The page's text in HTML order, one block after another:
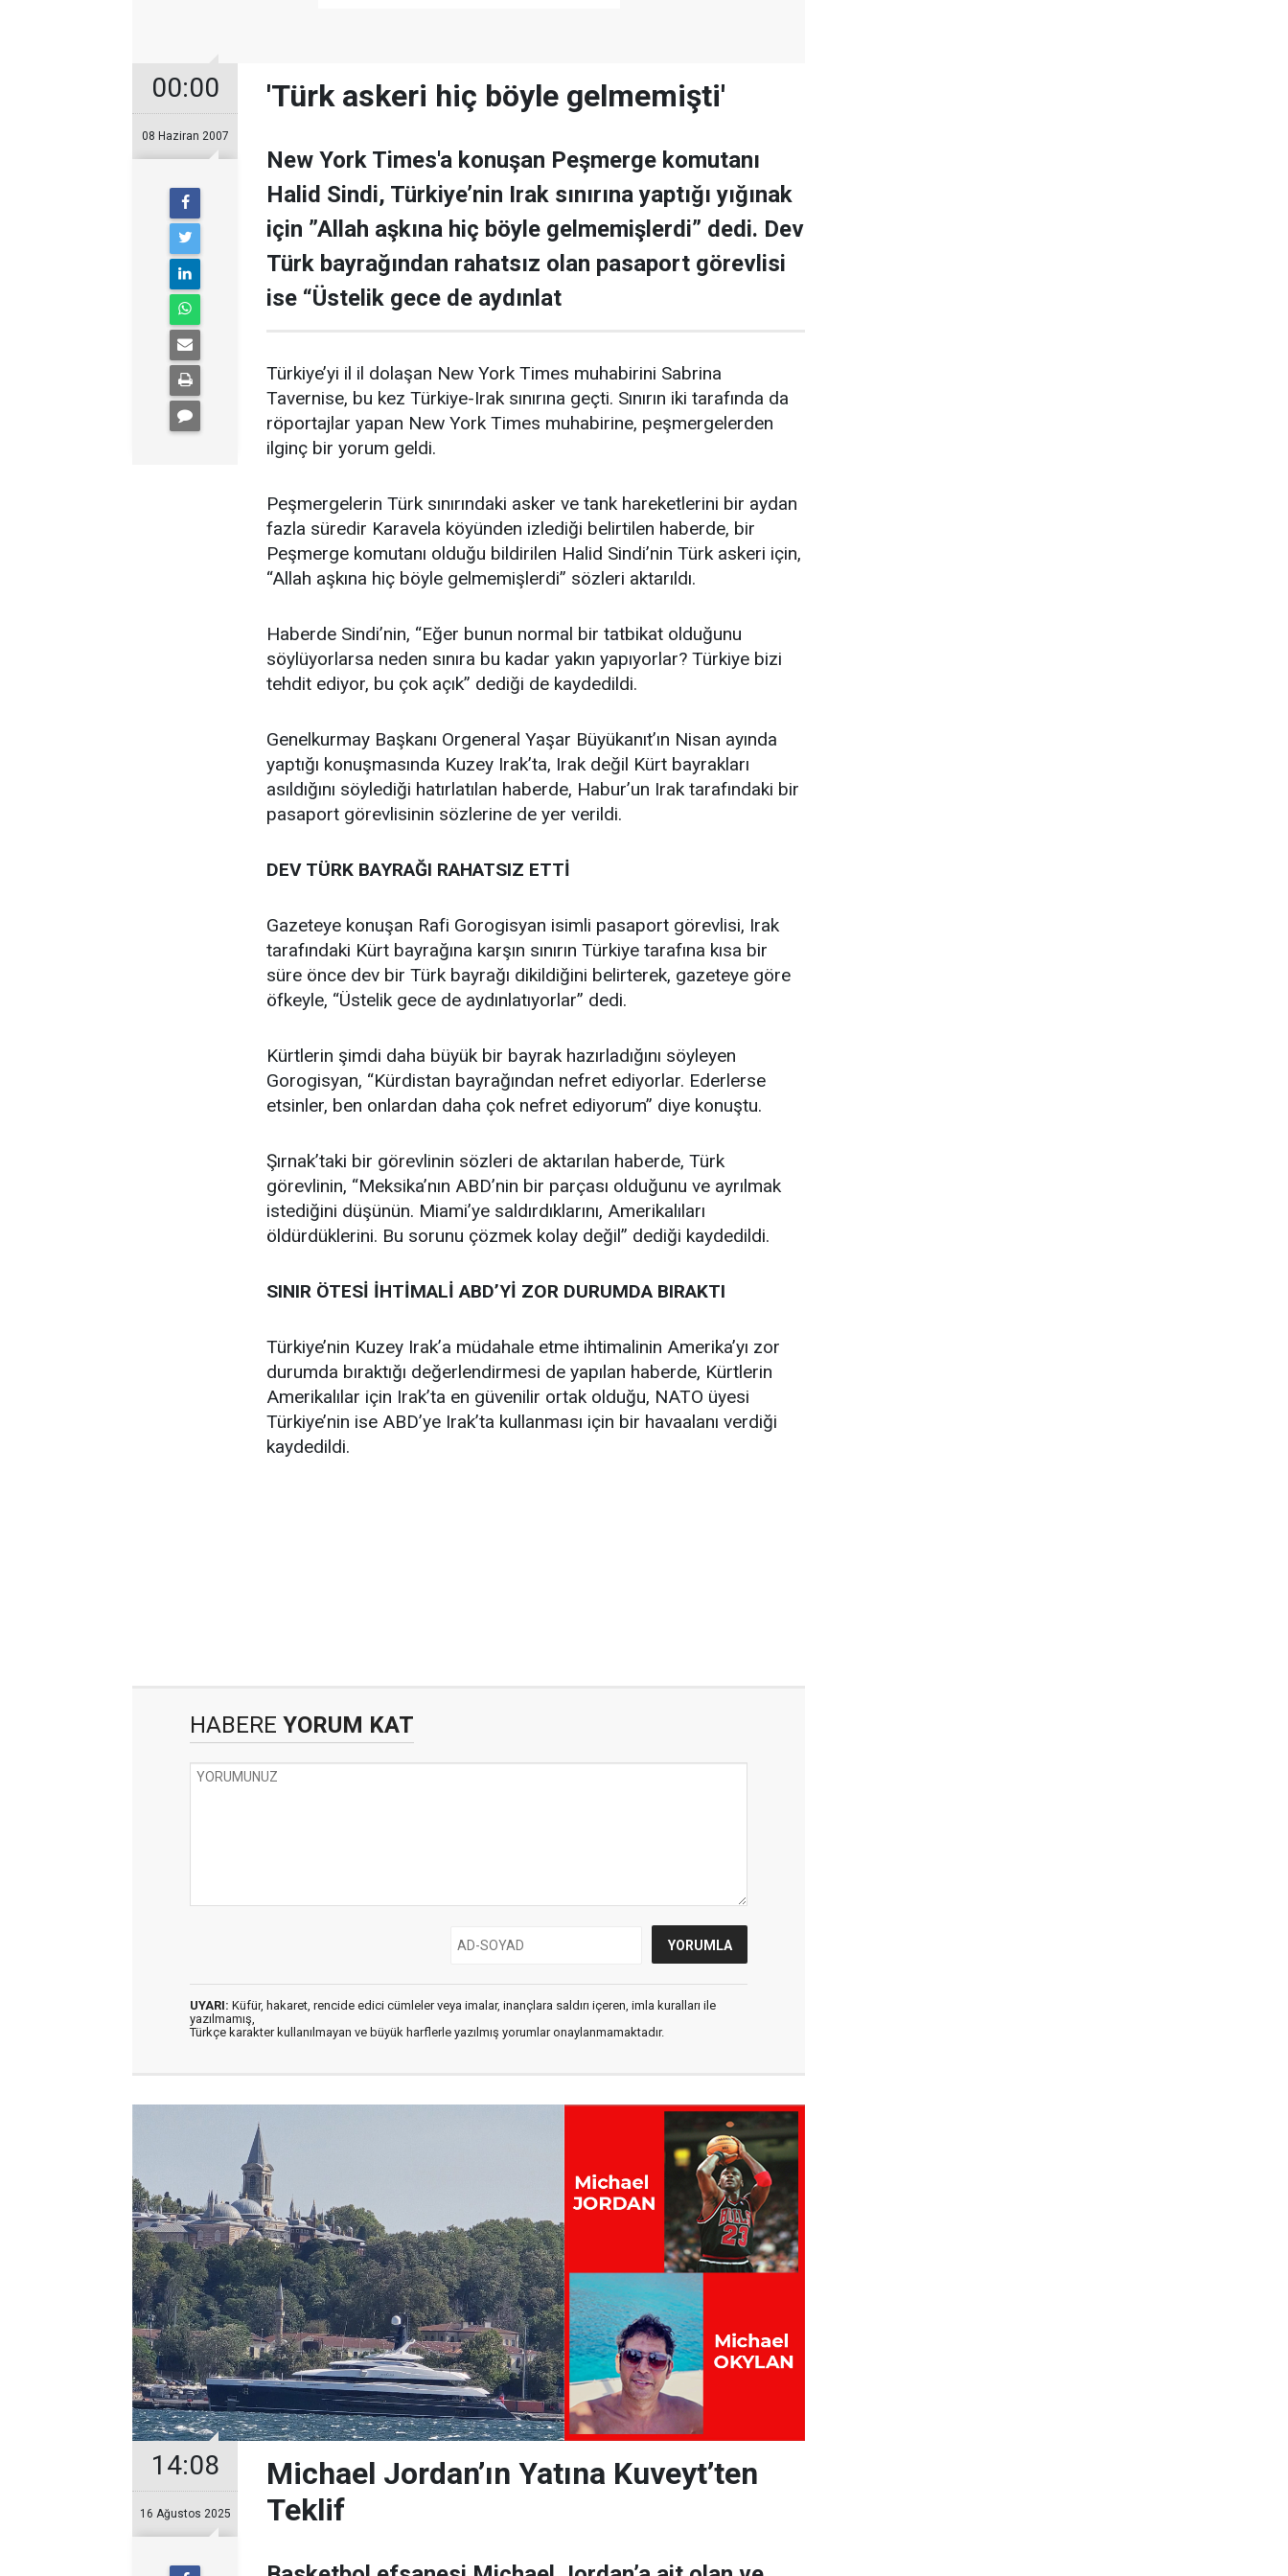
00:00
08 Haziran 2007
'Türk askeri hiç böyle gelmemişti'
New York Times'a konuşan Peşmerge komutanı
Halid Sindi, Türkiye’nin Irak sınırına yaptığı yığınak
için ”Allah aşkına hiç böyle gelmemişlerdi” dedi. Dev
Türk bayrağından rahatsız olan pasaport görevlisi
ise “Üstelik gece de aydınlat
Türkiye’yi il il dolaşan New York Times muhabirini Sabrina
Tavernise, bu kez Türkiye-Irak sınırına geçti. Sınırın iki tarafında da
röportajlar yapan New York Times muhabirine, peşmergelerden
ilginç bir yorum geldi.
Peşmergelerin Türk sınırındaki asker ve tank hareketlerini bir aydan
fazla süredir Karavela köyünden izlediği belirtilen haberde, bir
Peşmerge komutanı olduğu bildirilen Halid Sindi’nin Türk askeri için,
“Allah aşkına hiç böyle gelmemişlerdi” sözleri aktarıldı.
Haberde Sindi’nin, “Eğer bunun normal bir tatbikat olduğunu
söylüyorlarsa neden sınıra bu kadar yakın yapıyorlar? Türkiye bizi
tehdit ediyor, bu çok açık” dediği de kaydedildi.
Genelkurmay Başkanı Orgeneral Yaşar Büyükanıt’ın Nisan ayında
yaptığı konuşmasında Kuzey Irak’ta, Irak değil Kürt bayrakları
asıldığını söylediği hatırlatılan haberde, Habur’un Irak tarafındaki bir
pasaport görevlisinin sözlerine de yer verildi.
DEV TÜRK BAYRAĞI RAHATSIZ ETTİ
Gazeteye konuşan Rafi Gorogisyan isimli pasaport görevlisi, Irak
tarafındaki Kürt bayrağına karşın sınırın Türkiye tarafına kısa bir
süre önce dev bir Türk bayrağı dikildiğini belirterek, gazeteye göre
öfkeyle, “Üstelik gece de aydınlatıyorlar” dedi.
Kürtlerin şimdi daha büyük bir bayrak hazırladığını söyleyen
Gorogisyan, “Kürdistan bayrağından nefret ediyorlar. Ederlerse
etsinler, ben onlardan daha çok nefret ediyorum” diye konuştu.
Şırnak’taki bir görevlinin sözleri de aktarılan haberde, Türk
görevlinin, “Meksika’nın ABD’nin bir parçası olduğunu ve ayrılmak
istediğini düşünün. Miami’ye saldırdıklarını, Amerikalıları
öldürdüklerini. Bu sorunu çözmek kolay değil” dediği kaydedildi.
SINIR ÖTESİ İHTİMALİ ABD’Yİ ZOR DURUMDA BIRAKTI
Türkiye’nin Kuzey Irak’a müdahale etme ihtimalinin Amerika’yı zor
durumda bıraktığı değerlendirmesi de yapılan haberde, Kürtlerin
Amerikalılar için Irak’ta en güvenilir ortak olduğu, NATO üyesi
Türkiye’nin ise ABD’ye Irak’ta kullanması için bir havaalanı verdiği
kaydedildi.
HABERE YORUM KAT
UYARI: Küfür, hakaret, rencide edici cümleler veya imalar, inançlara saldırı içeren, imla kuralları ile
yazılmamış,
Türkçe karakter kullanılmayan ve büyük harflerle yazılmış yorumlar onaylanmamaktadır.
14:08
16 Ağustos 2025
Michael Jordan’ın Yatına Kuveyt’ten
Teklif